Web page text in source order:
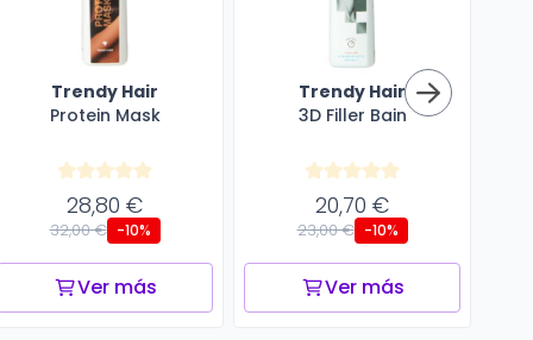
Trendy Hair
Protein Mask
28,80 €
32,00 € -10%
Ver más
Trendy Hair
3D Filler Bain
20,70 €
23,00 € -10%
Ver más